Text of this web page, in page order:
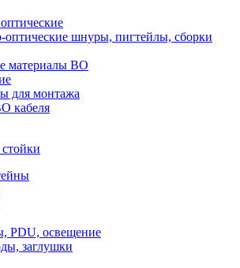
шнуры, пигтейлы, сборки
материалы ВО
для монтажа
кабеля
PDU, освещение
заглушки